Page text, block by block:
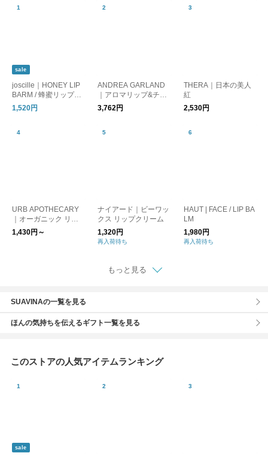
sale
joscille｜HONEY LIP
BARM / 蜂蜜リップバ
ーム（ひまわりの蜂
蜜）
1,520円
ANDREA GARLAND
｜アロマリップ&チー
クバーム
3,762円
THERA｜日本の美人
紅
2,530円
URB APOTHECARY
｜オーガニック リッ
プバーム
1,430円～
ナイアード｜ビーワッ
クス リップクリーム
1,320円
再入荷待ち
HAUT | FACE / LIP BA
LM
1,980円
再入荷待ち
もっと見る
SUAVINAの一覧を見る
ほんの気持ちを伝えるギフト一覧を見る
このストアの人気アイテムランキング
sale